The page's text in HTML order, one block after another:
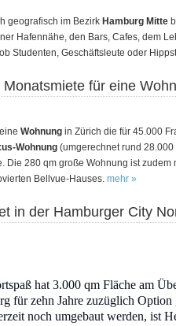
geografisch im Bezirk Hamburg Mitte
Hafennähe, den Bars, Cafes, dem
Studenten, Geschäftsleute oder
Monatsmiete für eine
Wohnung in Zürich die für 45.000
Wohnung(umgerechnet rund 28.000
Die 280 qm große Wohnung ist zudem
Bellvue-Hauses. mehr »
in der Hamburger City
hat 3.000 qm Fläche am
für zehn Jahre zuzüglich Option
noch umgebaut werden, ist